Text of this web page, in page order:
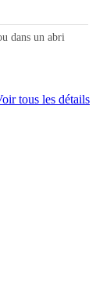
dans un abri
tous les détails